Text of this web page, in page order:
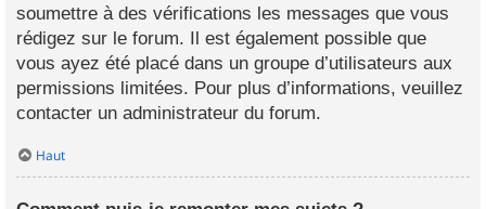
soumettre à des vérifications les messages que vous
rédigez sur le forum. Il est également possible que
vous ayez été placé dans un groupe d’utilisateurs aux
permissions limitées. Pour plus d’informations, veuillez
contacter un administrateur du forum.
Haut